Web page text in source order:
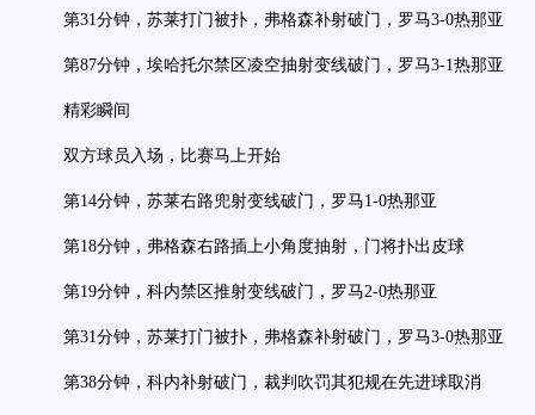
第31分钟，苏莱打门被扑，弗格森补射破门，罗马3-0热那亚
第87分钟，埃哈托尔禁区凌空抽射变线破门，罗马3-1热那亚
精彩瞬间
双方球员入场，比赛马上开始
第14分钟，苏莱右路兜射变线破门，罗马1-0热那亚
第18分钟，弗格森右路插上小角度抽射，门将扑出皮球
第19分钟，科内禁区推射变线破门，罗马2-0热那亚
第31分钟，苏莱打门被扑，弗格森补射破门，罗马3-0热那亚
第38分钟，科内补射破门，裁判吹罚其犯规在先进球取消